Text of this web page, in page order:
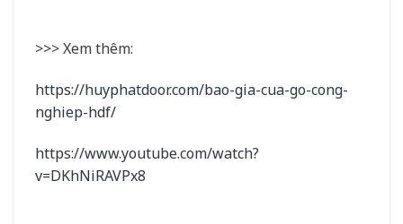
>>> Xem thêm:
https://huyphatdoor.com/bao-gia-cua-go-cong-
nghiep-hdf/
https://www.youtube.com/watch?
v=DKhNiRAVPx8